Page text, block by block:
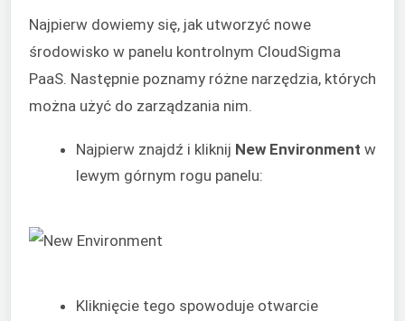
Najpierw dowiemy się, jak utworzyć nowe
środowisko w panelu kontrolnym CloudSigma
PaaS. Następnie poznamy różne narzędzia, których
można użyć do zarządzania nim.
Najpierw znajdź i kliknij New Environment w
lewym górnym rogu panelu:
Kliknięcie tego spowoduje otwarcie